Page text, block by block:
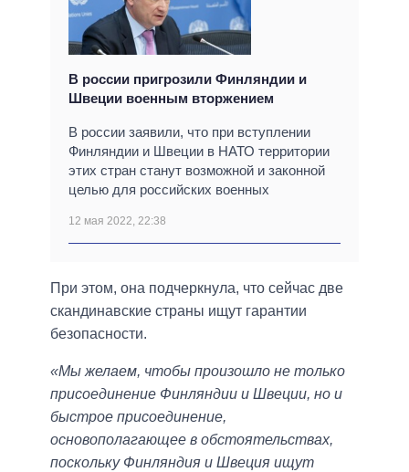
В россии пригрозили Финляндии и
Швеции военным вторжением
В россии заявили, что при вступлении
Финляндии и Швеции в НАТО территории
этих стран станут возможной и законной
целью для российских военных
12 мая 2022, 22:38
При этом, она подчеркнула, что сейчас две
скандинавские страны ищут гарантии
безопасности.
«Мы желаем, чтобы произошло не только
присоединение Финляндии и Швеции, но и
быстрое присоединение,
основополагающее в обстоятельствах,
поскольку Финляндия и Швеция ищут